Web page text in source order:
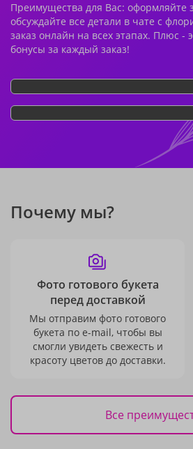
Преимущества для Вас: оформляйте
обсуждайте все детали в чате с
заказ онлайн на всех этапах. Плюс -
бонусы за каждый заказ!
Почему мы?
Фото готового букета
перед доставкой
Мы отправим фото готового
букета по e-mail, чтобы вы
смогли увидеть свежесть и
красоту цветов до доставки.
Все